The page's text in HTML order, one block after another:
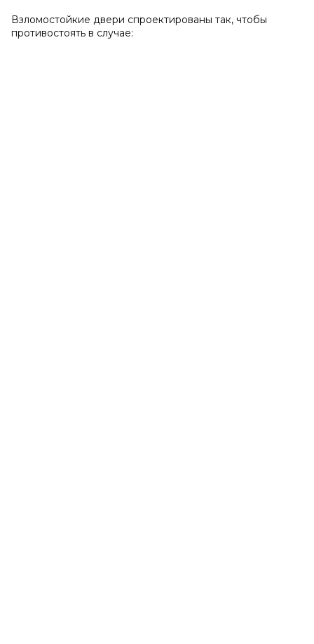
Взломостойкие двери спроектированы так, чтобы
противостоять в случае: